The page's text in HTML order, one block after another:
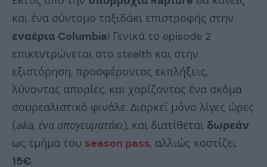
και ένα σύντομο ταξιδάκι επιστροφής στην
εναέρια Columbia! Γενικά το episode 2
επικεντρώνεται στο stealth και στην
εξιστόρηση, προσφέροντας εκπλήξεις,
λύνοντας απορίες, και χαρίζοντας ένα ακόμα
σουρεαλιστικό φινάλε. Διαρκεί μόνο λίγες ώρες
(aka, ένα απογευματάκι), και διατίθεται δωρεάν
ως τμήμα του season pass, αλλιώς κοστίζει
15€.